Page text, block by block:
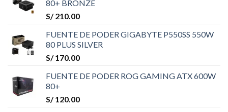
80+ BRONZE
S/210.00
FUENTE DE PODER GIGABYTE P550SS 550W
80 PLUS SILVER
S/170.00
FUENTE DE PODER ROG GAMING ATX 600W
80+
S/120.00